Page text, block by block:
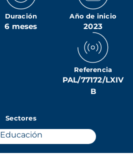
Duración
6 meses
Año de inicio
2023
Referencia
PAL/77172/LXIV
B
Sectores
Educación